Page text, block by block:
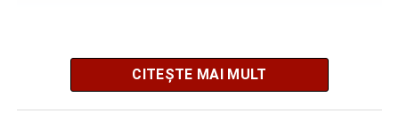
Potrivit informațiilor transmise de pompieri, o femeie de 66
de ani, din municipiul Sebeș, a fost găsită inconștientă în
CITEȘTE MAI MULT